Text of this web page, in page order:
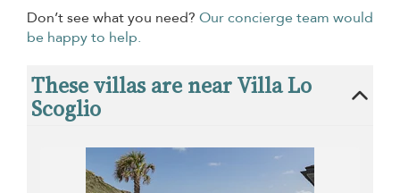
Don’t see what you need? Our concierge team would
be happy to help.
These villas are near Villa Lo
Scoglio